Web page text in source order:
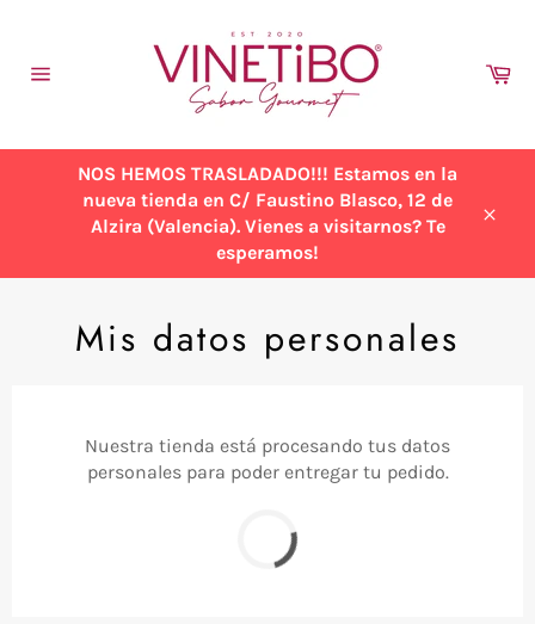
NOS HEMOS TRASLADADO!!! Estamos en la
nueva tienda en C/ Faustino Blasco, 12 de
Alzira (Valencia). Vienes a visitarnos? Te
esperamos!
Mis datos personales
Nuestra tienda está procesando tus datos
personales para poder entregar tu pedido.